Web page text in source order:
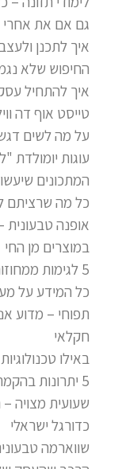
גם אם את אחרי
איך לתכנן
החיפוש שלא
איך להתחיל
טייסט אוף דה
על מה לשים
עוגות יומולדת
המתכונים
כל מה שרציתם
אופנה
במוצרים מן החי
5 לגימות ממחוזות היין הנחשקים בעולם
כל המידע על
תפוחי – מדוע
חקלאי
באילו
5 יתרונות בהקמת אתר מכירות
שעועית מצויה
כדורגל ישראלי
שווארמה